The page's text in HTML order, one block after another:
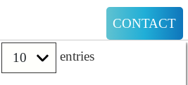
CONTACT
entries